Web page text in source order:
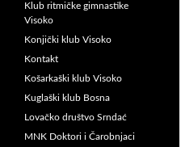
Klub ritmičke gimnastike
Visoko
Konjički klub Visoko
Kontakt
Košarkaški klub Visoko
Kuglaški klub Bosna
Lovačko društvo Srndać
MNK Doktori i Čarobnjaci